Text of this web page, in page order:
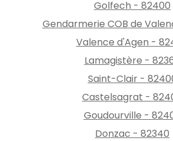
Golfech - 82400
Gendarmerie COB de
Valence d'Agen -
Lamagistère -
Saint-Clair -
Castelsagrat -
Goudourville -
Donzac - 82340